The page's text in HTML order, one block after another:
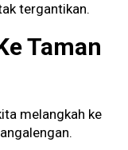
tergantikan.
Taman
melangkah ke